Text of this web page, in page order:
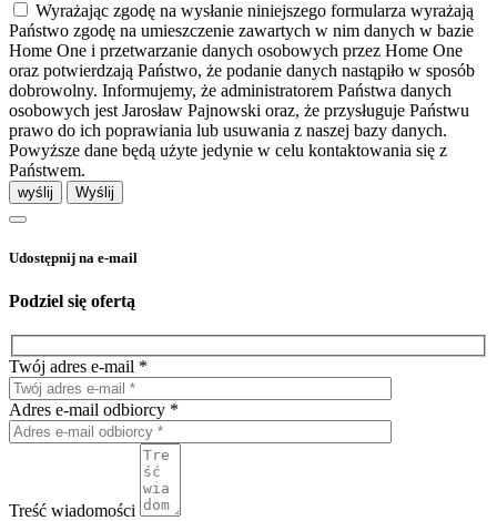
Wyrażając zgodę na wysłanie niniejszego formularza wyrażają
Państwo zgodę na umieszczenie zawartych w nim danych w bazie
Home One i przetwarzanie danych osobowych przez Home One
oraz potwierdzają Państwo, że podanie danych nastąpiło w sposób
dobrowolny. Informujemy, że administratorem Państwa danych
osobowych jest Jarosław Pajnowski oraz, że przysługuje Państwu
prawo do ich poprawiania lub usuwania z naszej bazy danych.
Powyższe dane będą użyte jedynie w celu kontaktowania się z
Państwem.
wyślij
Udostępnij na e-mail
Podziel się ofertą
Twój adres e-mail *
Adres e-mail odbiorcy *
Treść wiadomości